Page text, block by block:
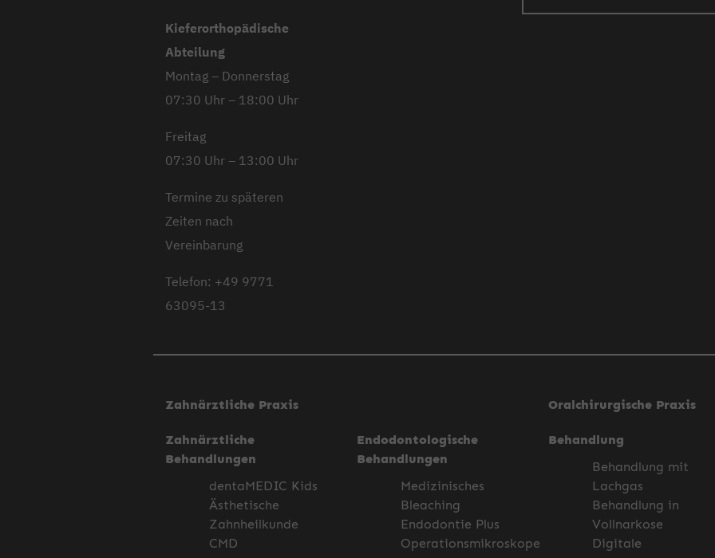
Kieferorthopädische
Abteilung
Montag – Donnerstag
07:30 Uhr – 18:00 Uhr
Freitag
07:30 Uhr – 13:00 Uhr
Termine zu späteren
Zeiten nach
Vereinbarung
Telefon: +49 9771
63095-13
Zahnärztliche Praxis
Zahnärztliche
Behandlungen
Endodontologische
Behandlungen
dentaMEDIC Kids
Ästhetische
Zahnheilkunde
CMD
Medizinisches
Bleaching
Endodontie Plus
Operationsmikroskope
Oralchirurgische Praxis
Behandlung
Behandlung mit
Lachgas
Behandlung in
Vollnarkose
Digitale